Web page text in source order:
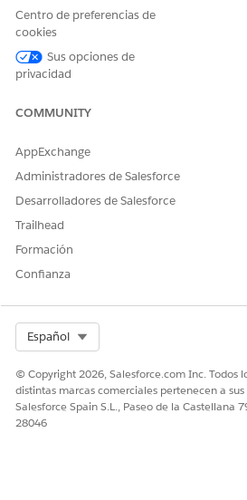
Busque el campo Programar fecha
muestra el momento específico en
para entrar en la cola de
Estos elementos permanecen en la
solo una vez que pasa la fecha y
devoluciones de llamadas
simultáneamente.
Informe sobre la Fecha
programado. Defina una fecha y
para enrutar el trabajo.
¿RESOLVIÓ ESTE ARTÍCULO
Centro de preferencias de
cookies
Sus opciones de
privacidad
COMMUNITY
AppExchange
Administradores de Salesforce
Desarrolladores de Salesforce
Trailhead
Formación
Confianza
Español
© Copyright 2026, Salesforce.com Inc. Todos
distintas marcas comerciales pertenecen a
Salesforce Spain S.L., Paseo de la Castellana
28046